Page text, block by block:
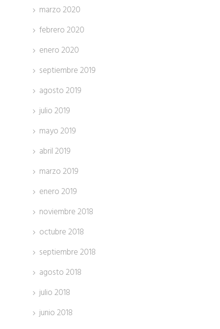
marzo 2020
febrero 2020
enero 2020
septiembre 2019
agosto 2019
julio 2019
mayo 2019
abril 2019
marzo 2019
enero 2019
noviembre 2018
octubre 2018
septiembre 2018
agosto 2018
julio 2018
junio 2018